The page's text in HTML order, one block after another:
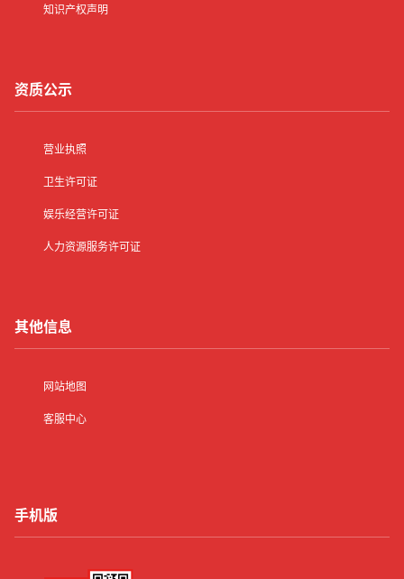
知识产权声明
资质公示
营业执照
卫生许可证
娱乐经营许可证
人力资源服务许可证
其他信息
网站地图
客服中心
手机版